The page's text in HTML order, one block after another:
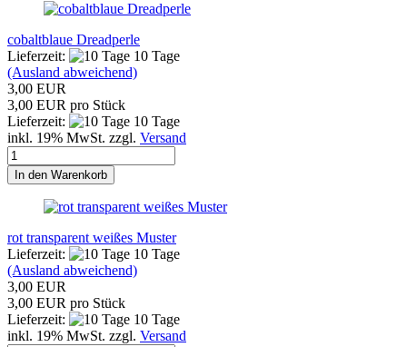
cobaltblaue Dreadperle
Lieferzeit:
10 Tage
(Ausland abweichend)
3,00 EUR
3,00 EUR pro Stück
Lieferzeit:
10 Tage
inkl. 19% MwSt. zzgl. Versand
In den Warenkorb
rot transparent weißes Muster
Lieferzeit:
10 Tage
(Ausland abweichend)
3,00 EUR
3,00 EUR pro Stück
Lieferzeit:
10 Tage
inkl. 19% MwSt. zzgl. Versand